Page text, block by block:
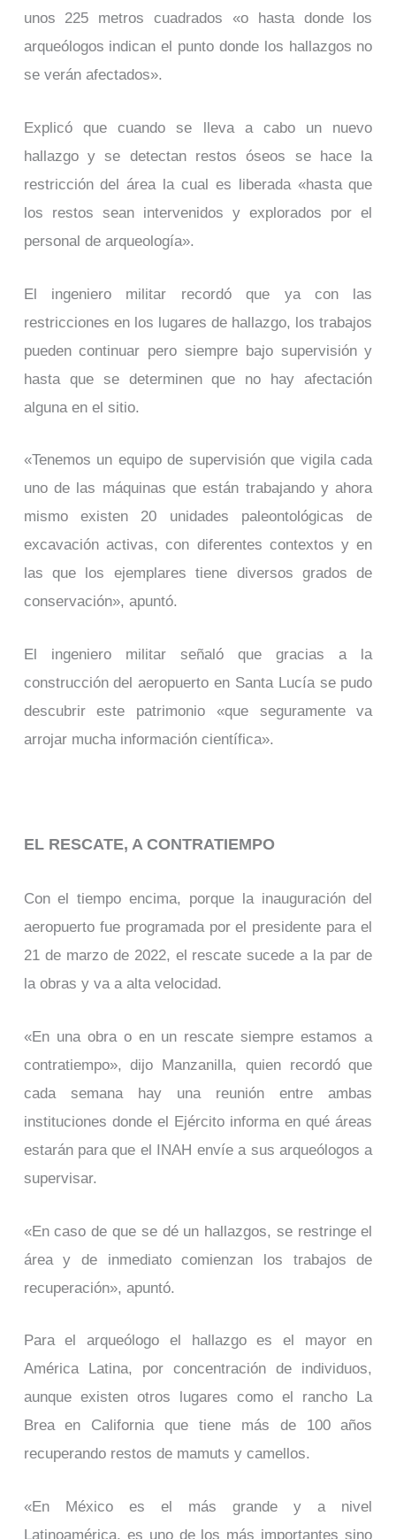
unos 225 metros cuadrados «o hasta donde los
arqueólogos indican el punto donde los hallazgos no
se verán afectados».
Explicó que cuando se lleva a cabo un nuevo
hallazgo y se detectan restos óseos se hace la
restricción del área la cual es liberada «hasta que
los restos sean intervenidos y explorados por el
personal de arqueología».
El ingeniero militar recordó que ya con las
restricciones en los lugares de hallazgo, los trabajos
pueden continuar pero siempre bajo supervisión y
hasta que se determinen que no hay afectación
alguna en el sitio.
«Tenemos un equipo de supervisión que vigila cada
uno de las máquinas que están trabajando y ahora
mismo existen 20 unidades paleontológicas de
excavación activas, con diferentes contextos y en
las que los ejemplares tiene diversos grados de
conservación», apuntó.
El ingeniero militar señaló que gracias a la
construcción del aeropuerto en Santa Lucía se pudo
descubrir este patrimonio «que seguramente va
arrojar mucha información científica».
EL RESCATE, A CONTRATIEMPO
Con el tiempo encima, porque la inauguración del
aeropuerto fue programada por el presidente para el
21 de marzo de 2022, el rescate sucede a la par de
la obras y va a alta velocidad.
«En una obra o en un rescate siempre estamos a
contratiempo», dijo Manzanilla, quien recordó que
cada semana hay una reunión entre ambas
instituciones donde el Ejército informa en qué áreas
estarán para que el INAH envíe a sus arqueólogos a
supervisar.
«En caso de que se dé un hallazgos, se restringe el
área y de inmediato comienzan los trabajos de
recuperación», apuntó.
Para el arqueólogo el hallazgo es el mayor en
América Latina, por concentración de individuos,
aunque existen otros lugares como el rancho La
Brea en California que tiene más de 100 años
recuperando restos de mamuts y camellos.
«En México es el más grande y a nivel
Latinoamérica, es uno de los más importantes sino